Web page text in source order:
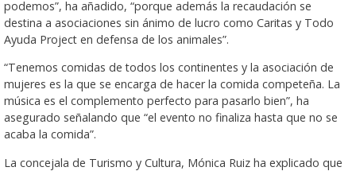
podemos”, ha añadido, “porque además la recaudación se
destina a asociaciones sin ánimo de lucro como Caritas y Todo
Ayuda Project en defensa de los animales”.
“Tenemos comidas de todos los continentes y la asociación de
mujeres es la que se encarga de hacer la comida competeña. La
música es el complemento perfecto para pasarlo bien”, ha
asegurado señalando que “el evento no finaliza hasta que no se
acaba la comida”.
La concejala de Turismo y Cultura, Mónica Ruiz ha explicado que